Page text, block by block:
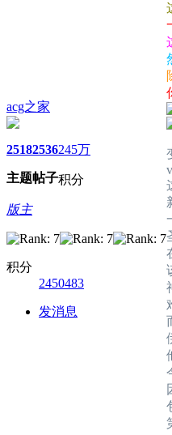
acg之家
2518
主题
2536
帖子
245万
积分
版主
积分
2450483
发消息